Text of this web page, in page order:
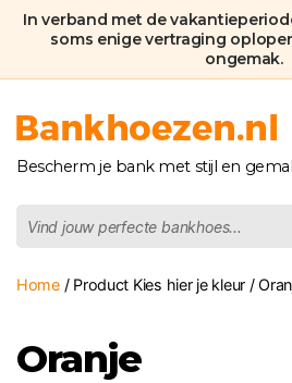
In verband met de
soms enige vertraging
ongemak.
Bankhoezen.nl
Bescherm je bank met stijl en
zoeken
Home/ Product Kies hier je kleur /
Oranje